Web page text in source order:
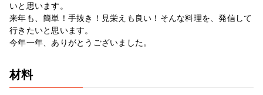
いと思います。
来年も、簡単！手抜き！見栄えも良い！そんな料理を、発信して
行きたいと思います。
今年一年、ありがとうございました。
材料